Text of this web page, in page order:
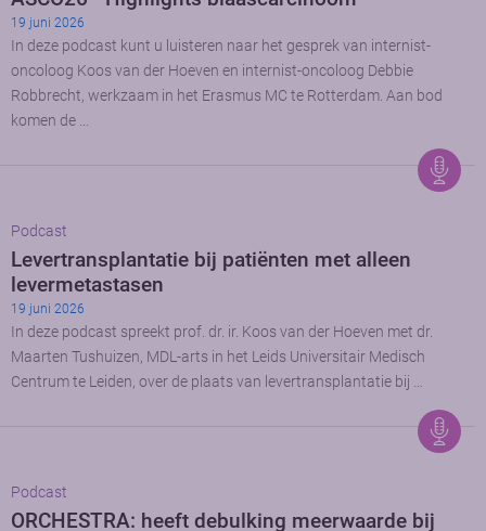
19 juni 2026
In deze podcast kunt u luisteren naar het gesprek van internist-
oncoloog Koos van der Hoeven en internist-oncoloog Debbie
Robbrecht, werkzaam in het Erasmus MC te Rotterdam. Aan bod
komen de …
Podcast
Levertransplantatie bij patiënten met alleen
levermetastasen
19 juni 2026
In deze podcast spreekt prof. dr. ir. Koos van der Hoeven met dr.
Maarten Tushuizen, MDL-arts in het Leids Universitair Medisch
Centrum te Leiden, over de plaats van levertransplantatie bij …
Podcast
ORCHESTRA: heeft debulking meerwaarde bij